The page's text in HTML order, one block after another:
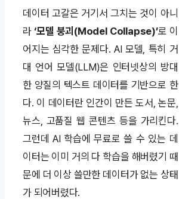
데이터 고갈은 거기서 그치는 것이 아니
라‘모델 붕괴(Model Collapse)’로 이
어지는 심각한 문제다. AI 모델, 특히 거
대 언어 모델(LLM)은 인터넷상의 방대
한 양질의 텍스트 데이터를 기반으로 한
다. 이 데이터란 인간이 만든 도서, 논문,
뉴스, 고품질 웹 콘텐츠 등을 가리킨다.
그런데 AI 학습에 무료로 쓸 수 있는 데
이터는 이미 거의 다 학습을 해버렸기 때
문에 더 이상 쓸만한 데이터가 없는 상태
가 되어버렸다.